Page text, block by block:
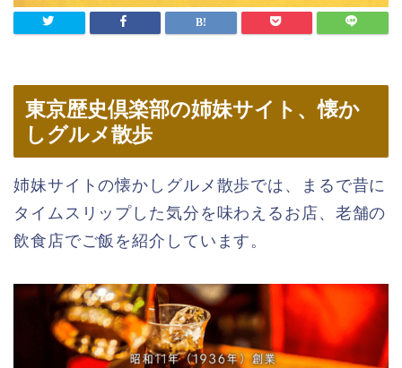
東京歴史倶楽部の姉妹サイト、懐か
しグルメ散歩
姉妹サイトの懐かしグルメ散歩では、まるで昔に
タイムスリップした気分を味わえるお店、老舗の
飲食店でご飯を紹介しています。